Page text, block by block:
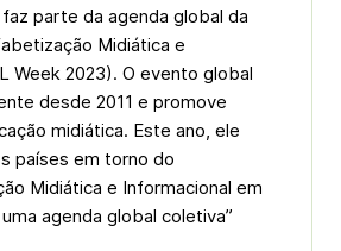
parte da agenda global da
Midiática e
Week 2023). O evento global
desde 2011 e promove
midiática. Este ano, ele
países em torno do
Midiática e Informacional em
agenda global coletiva”